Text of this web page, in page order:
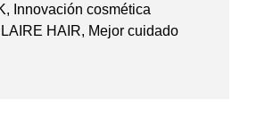
Innovación cosmética
HAIR, Mejor cuidado